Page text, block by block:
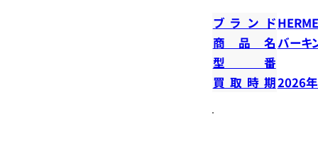
ブランド
商品名 バーキ
型番
買取時期2026